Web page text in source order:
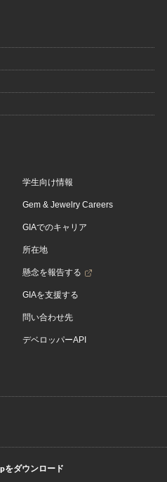
学生向け情報
Gem & Jewelry Careers
GIAでのキャリア
所在地
懸念を報告する
GIAを支援する
問い合わせ先
デベロッパーAPI
をダウンロード